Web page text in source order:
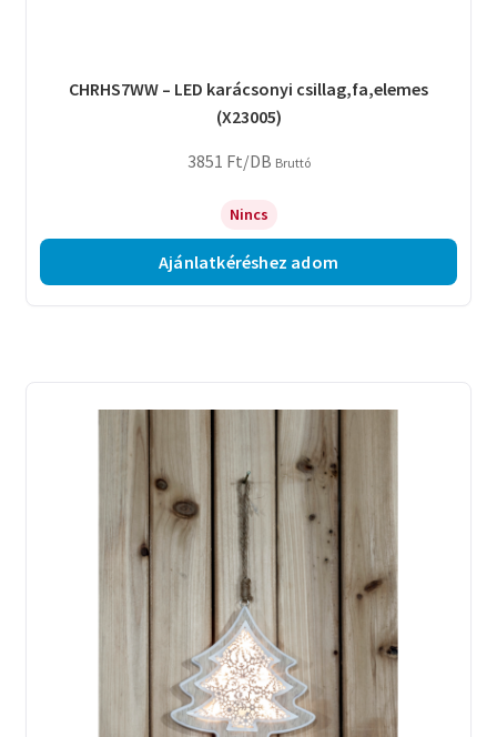
CHRHS7WW – LED karácsonyi csillag,fa,elemes
(X23005)
3851 Ft/DB Bruttó
Nincs
Ajánlatkéréshez adom